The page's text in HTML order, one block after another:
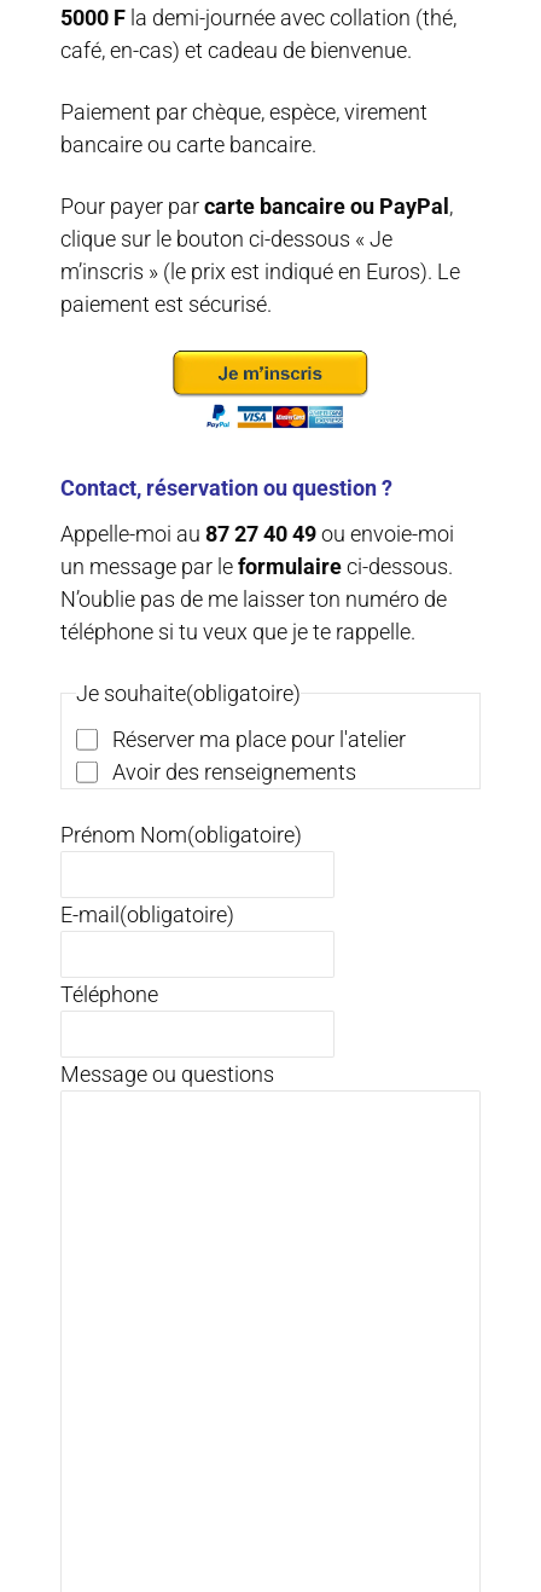
5000 F la demi-journée avec collation (thé,
café, en-cas) et cadeau de bienvenue.
Paiement par chèque, espèce, virement
bancaire ou carte bancaire.
Pour payer parcarte bancaire ou PayPal,
clique sur le bouton ci-dessous « Je
m’inscris » (le prix est indiqué en Euros). Le
paiement est sécurisé.
Contact, réservation ou question ?
Appelle-moi au 87 27 40 49ou envoie-moi
un message par leformulaireci-dessous.
N’oublie pas de me laisser ton numéro de
téléphone si tu veux que je te rappelle.
Je souhaite(obligatoire)
Réserver ma place pour l'atelier
Avoir des renseignements
Prénom Nom(obligatoire)
E-mail(obligatoire)
Téléphone
Message ou questions